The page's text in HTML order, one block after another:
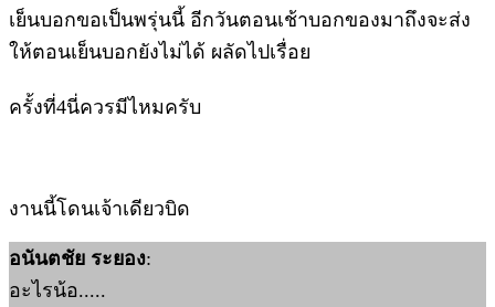
เย็นบอกขอเป็นพรุ่นนี้ อีกวันตอนเช้าบอกของมาถึงจะส่ง
ให้ตอนเย็นบอกยังไม่ได้ ผลัดไปเรื่อย
ครั้งที่4นี่ควรมีไหมครับ
งานนี้โดนเจ้าเดียวบิด
อนันตชัย ระยอง:
อะไรน้อ.....